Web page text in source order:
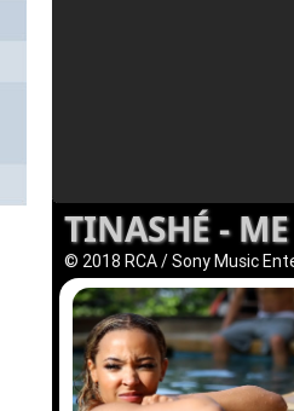
TINASHÉ -
© 2018 RCA / Sony Music